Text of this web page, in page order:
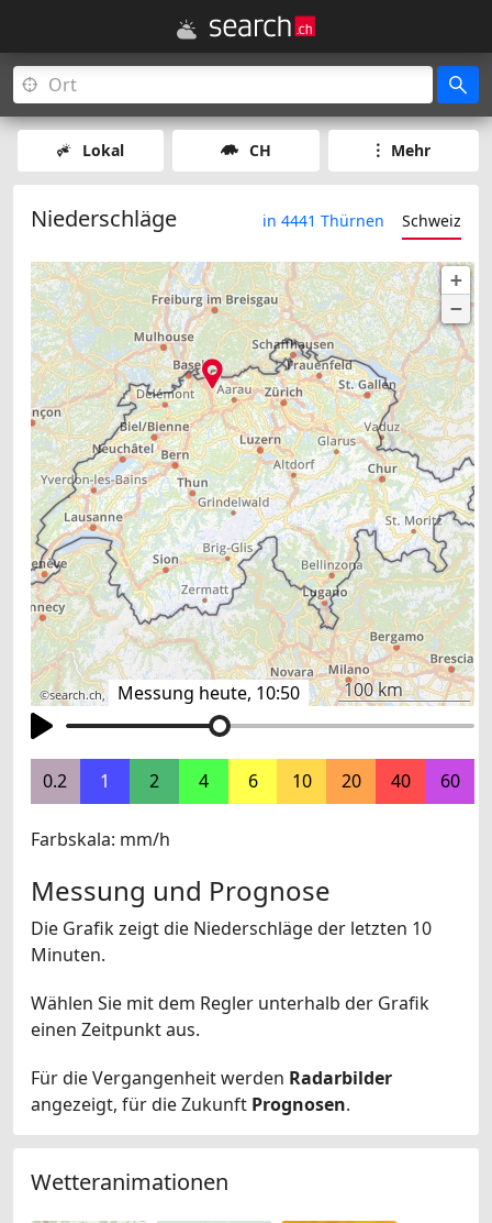
Lokal CH Mehr
Niederschläge in 4441 Thürnen Schweiz
Messung heute, 10:50
+
−
©search.ch,swisstopo, OpenStreetMap ,others 100 km
0.2 1 2 4 6 10 20 40 60
Farbskala: mm/h
Messung und Prognose
Die Grafik zeigt die Niederschläge der letzten 10
Minuten.
Wählen Sie mit dem Regler unterhalb der Grafik
einen Zeitpunkt aus.
Für die Vergangenheit werden Radarbilder
angezeigt, für die Zukunft Prognosen.
Wetteranimationen